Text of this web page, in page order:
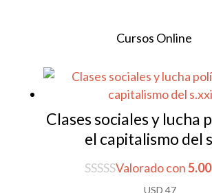
Cursos Online
Clases sociales y lucha
el capitalismo del
Valorado con5.00
USD 47